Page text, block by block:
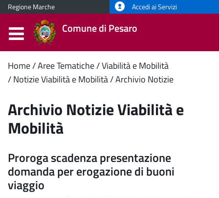
Regione Marche Accedi ai Servizi
Comune di Pesaro
Contenuto
Home Aree Tematiche Viabilità e Mobilità
Notizie Viabilità e Mobilità Archivio Notizie
Archivio Notizie Viabilità e
Mobilità
Proroga scadenza presentazione
domanda per erogazione di buoni
viaggio